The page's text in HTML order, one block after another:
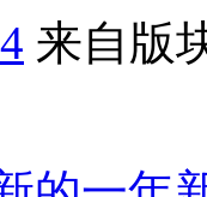
来自版